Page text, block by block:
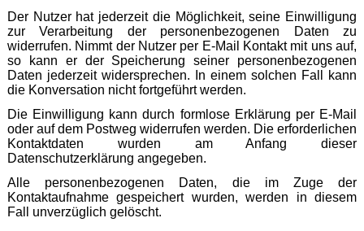
Der Nutzer hat jederzeit die Möglichkeit, seine Einwilligung
zur Verarbeitung der personenbezogenen Daten zu
widerrufen. Nimmt der Nutzer per E-Mail Kontakt mit uns auf,
so kann er der Speicherung seiner personenbezogenen
Daten jederzeit widersprechen. In einem solchen Fall kann
die Konversation nicht fortgeführt werden.
Die Einwilligung kann durch formlose Erklärung per E-Mail
oder auf dem Postweg widerrufen werden. Die erforderlichen
Kontaktdaten wurden am Anfang dieser
Datenschutzerklärung angegeben.
Alle personenbezogenen Daten, die im Zuge der
Kontaktaufnahme gespeichert wurden, werden in diesem
Fall unverzüglich gelöscht.